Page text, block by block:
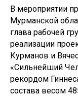
В мероприятии
Мурманской
глава рабочей
реализации
Курманов и
«Сильнейший
рекордом
состава весом